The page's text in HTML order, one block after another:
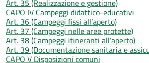
Art. 35 (Realizzazione e gestione)
CAPO IV Campeggi didattico-educativi
Art. 36 (Campeggi fissi all’aperto)
Art. 37 (Campeggi nelle aree protette)
Art. 38 (Campeggi itineranti all’aperto)
Art. 39 (Documentazione sanitaria e
CAPO V Disposizioni comuni